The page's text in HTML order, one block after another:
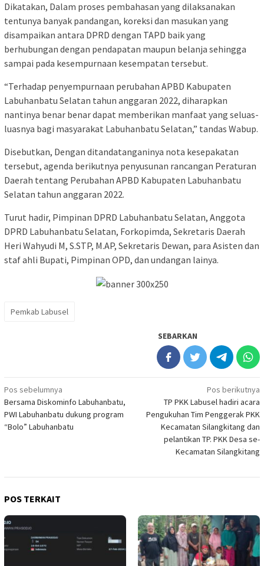
Dikatakan, Dalam proses pembahasan yang dilaksanakan
tentunya banyak pandangan, koreksi dan masukan yang
disampaikan antara DPRD dengan TAPD baik yang
berhubungan dengan pendapatan maupun belanja sehingga
sampai pada kesempurnaan kesempatan tersebut.
“Terhadap penyempurnaan perubahan APBD Kabupaten
Labuhanbatu Selatan tahun anggaran 2022, diharapkan
nantinya benar benar dapat memberikan manfaat yang seluas-
luasnya bagi masyarakat Labuhanbatu Selatan,” tandas Wabup.
Disebutkan, Dengan ditandatanganinya nota kesepakatan
tersebut, agenda berikutnya penyusunan rancangan Peraturan
Daerah tentang Perubahan APBD Kabupaten Labuhanbatu
Selatan tahun anggaran 2022.
Turut hadir, Pimpinan DPRD Labuhanbatu Selatan, Anggota
DPRD Labuhanbatu Selatan, Forkopimda, Sekretaris Daerah
Heri Wahyudi M, S.STP, M.AP, Sekretaris Dewan, para Asisten dan
staf ahli Bupati, Pimpinan OPD, dan undangan lainya.
Pemkab Labusel
SEBARKAN
Navigasi
pos
Pos sebelumnya
Bersama Diskominfo Labuhanbatu,
PWI Labuhanbatu dukung program
“Bolo” Labuhanbatu
Pos berikutnya
TP PKK Labusel hadiri acara
Pengukuhan Tim Penggerak PKK
Kecamatan Silangkitang dan
pelantikan TP. PKK Desa se-
Kecamatan Silangkitang
POS TERKAIT